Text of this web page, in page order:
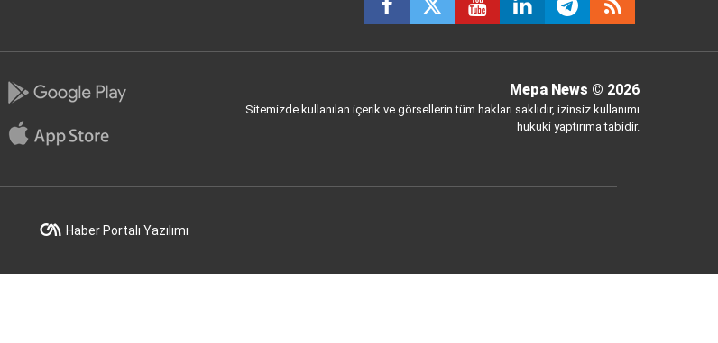
Mepa News © 2026
Sitemizde kullanılan içerik ve görsellerin tüm hakları saklıdır, izinsiz kullanımı
hukuki yaptırıma tabidir.
Haber Portalı Yazılımı